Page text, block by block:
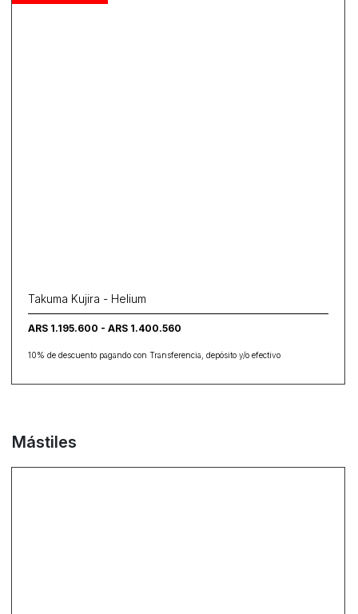
Takuma Kujira - Helium
ARS 1.195.600 - ARS 1.400.560
10% de descuento pagando con Transferencia, depósito y/o efectivo
Mástiles